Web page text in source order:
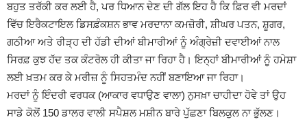
ਬਹੁਤ ਤਰੱਕੀ ਕਰ ਲਈ ਹੈ, ਪਰ ਧਿਆਨ ਦੇਣ ਦੀ ਗੱਲ ਇਹ ਹੈ ਕਿ ਫ਼ਿਰ ਵੀ ਮਰਦਾਂ
ਵਿੱਚ ਇਰੈਕਟਾਇਲ ਡਿਸਫ਼ੰਕਸ਼ਨ ਭਾਵ ਮਰਦਾਨਾ ਕਮਜ਼ੋਰੀ, ਸ਼ੀਘਰ ਪਤਨ, ਸ਼ੂਗਰ,
ਗਠੀਆ ਅਤੇ ਰੀੜ੍ਹ ਦੀ ਹੱਡੀ ਦੀਆਂ ਬੀਮਾਰੀਆਂ ਨੂੰ ਅੰਗ੍ਰੇਜ਼ੀ ਦਵਾਈਆਂ ਨਾਲ
ਸਿਰਫ਼ ਕੁਝ ਹੱਦ ਤਕ ਕੰਟਰੋਲ ਹੀ ਕੀਤਾ ਜਾ ਰਿਹਾ ਹੈ। ਇਨ੍ਹਾਂ ਬੀਮਾਰੀਆਂ ਨੂੰ ਹਮੇਸ਼ਾ
ਲਈ ਖ਼ਤਮ ਕਰ ਕੇ ਮਰੀਜ਼ ਨੂੰ ਸਿਹਤਮੰਦ ਨਹੀਂ ਬਣਾਇਆ ਜਾ ਰਿਹਾ।
ਮਰਦਾਂ ਨੂੰ ਇੰਦਰੀ ਵਰਧਕ (ਆਕਾਰ ਵਧਾਉਣ ਵਾਲਾ) ਨੁਸਖ਼ਾ ਚਾਹੀਦਾ ਹੋਵੇ ਤਾਂ ਉਹ
ਸਾਡੇ ਕੋਲੋਂ 150 ਡਾਲਰ ਵਾਲੀ ਸਪੈਸ਼ਲ ਮਸ਼ੀਨ ਬਾਰੇ ਪੁੱਛਣਾ ਬਿਲਕੁਲ ਨਾ ਭੁੱਲਣ।